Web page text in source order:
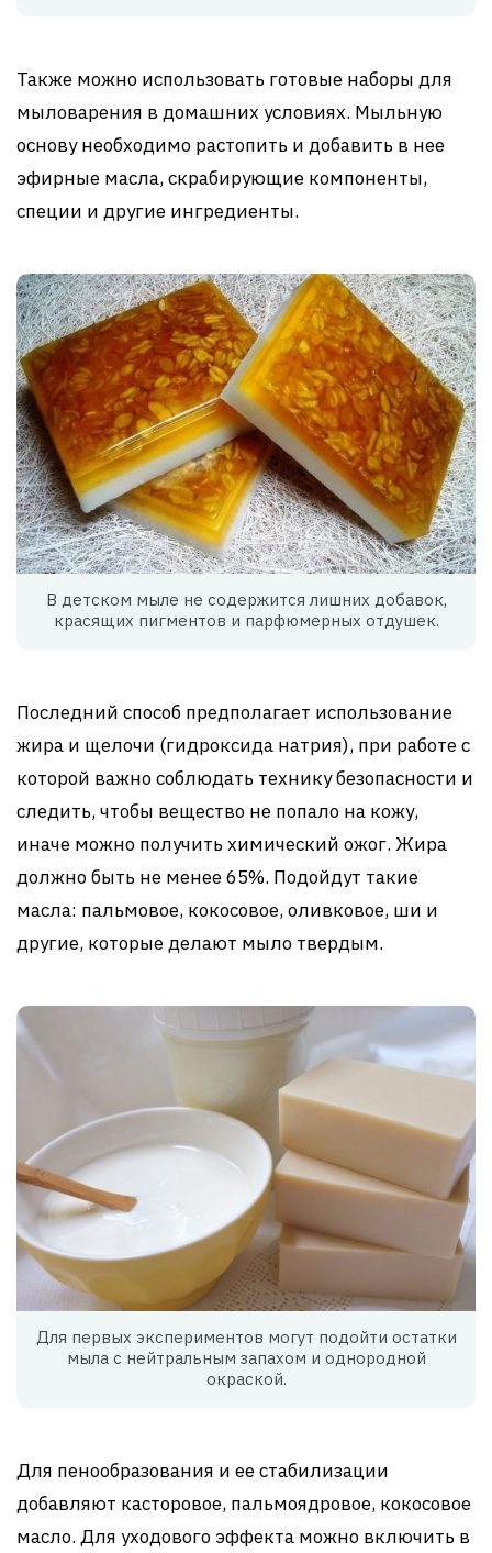
Также можно использовать готовые наборы для
мыловарения в домашних условиях. Мыльную
основу необходимо растопить и добавить в нее
эфирные масла, скрабирующие компоненты,
специи и другие ингредиенты.
В детском мыле не содержится лишних добавок,
красящих пигментов и парфюмерных отдушек.
Последний способ предполагает использование
жира и щелочи (гидроксида натрия), при работе с
которой важно соблюдать технику безопасности и
следить, чтобы вещество не попало на кожу,
иначе можно получить химический ожог. Жира
должно быть не менее 65%. Подойдут такие
масла: пальмовое, кокосовое, оливковое, ши и
другие, которые делают мыло твердым.
Для первых экспериментов могут подойти остатки
мыла с нейтральным запахом и однородной
окраской.
Для пенообразования и ее стабилизации
добавляют касторовое, пальмоядровое, кокосовое
масло. Для уходового эффекта можно включить в